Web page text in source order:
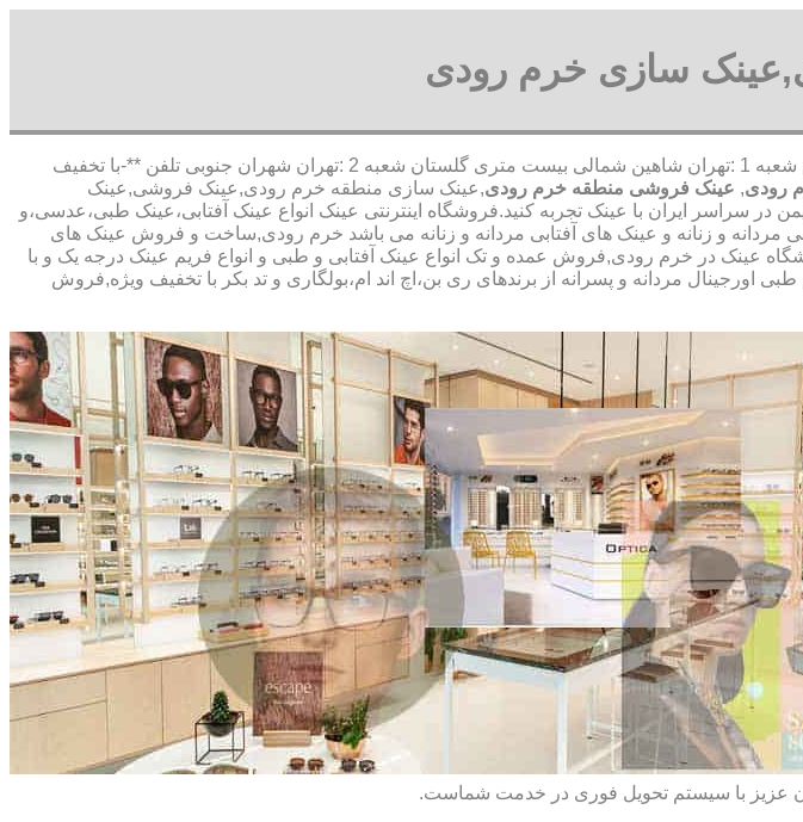
سازی خرم رودی
,آدرس شعبه 1 :تهران شاهین شمالی بیست متری گلستان شعبه 2 :تهران شهران جنوبی تلفن **-با تخفیف
رودی, عینک فروشی منطقه خرم رودی,عینک سازی منطقه خرم رودی,عینک فروشی,عینک
سراسر ایران با عینک تجربه کنید.فروشگاه اینترنتی عینک انواع عینک آفتابی،عینک طبی،عدسی،و
مردانه و زنانه و عینک های آفتابی مردانه و زنانه می باشد خرم رودی,ساخت و فروش عینک های
عینک در خرم رودی,فروش عمده و تک انواع عینک آفتابی و طبی و انواع فریم عینک درجه یک و با
مردانه و پسرانه از برندهای ری بن،اچ اند ام،بولگاری و تد بکر با تخفیف ویژه,فروش
عزیز با سیستم تحویل فوری در خدمت شماست.